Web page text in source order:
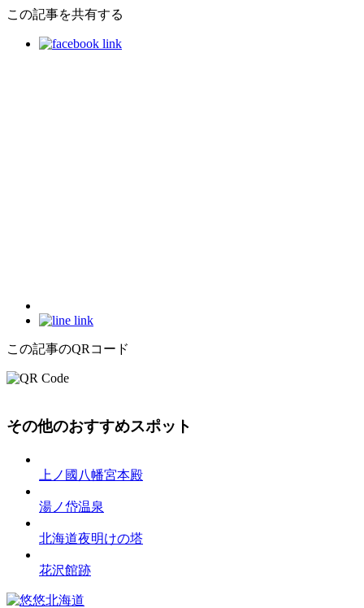
この記事を共有する
この記事のQRコード
その他のおすすめスポット
上ノ國八幡宮本殿
湯ノ岱温泉
北海道夜明けの塔
花沢館跡